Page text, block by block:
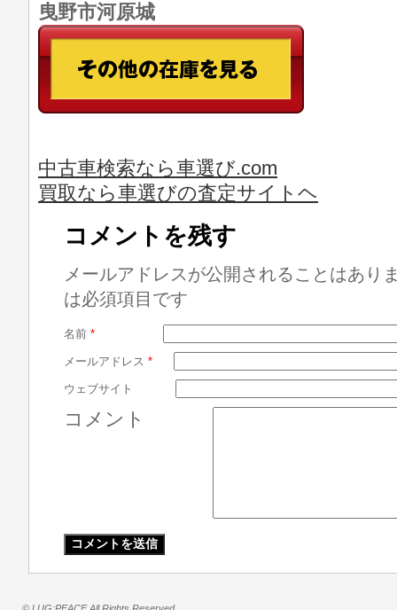
曳野市河原城
中古車検索なら車選び.com
買取なら車選びの査定サイトヘ
コメントを残す
メールアドレスが公開されることはあり
は必須項目です
名前 *
メールアドレス *
ウェブサイト
コメント